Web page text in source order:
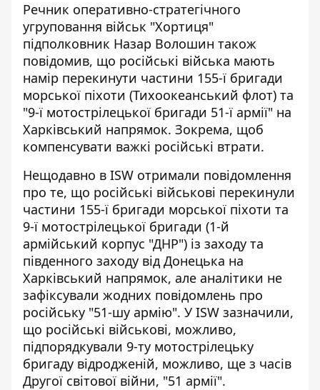
Речник оперативно-стратегічного
угруповання військ "Хортиця"
підполковник Назар Волошин також
повідомив, що російські війська мають
намір перекинути частини 155-ї бригади
морської піхоти (Тихоокеанський флот) та
"9-ї мотострілецької бригади 51-ї армії" на
Харківський напрямок. Зокрема, щоб
компенсувати важкі російські втрати.
Нещодавно в ISW отримали повідомлення
про те, що російські військові перекинули
частини 155-ї бригади морської піхоти та
9-ї мотострілецької бригади (1-й
армійський корпус "ДНР") із заходу та
південного заходу від Донецька на
Харківський напрямок, але аналітики не
зафіксували жодних повідомлень про
російську "51-шу армію". У ISW зазначили,
що російські військові, можливо,
підпорядкували 9-ту мотострілецьку
бригаду відродженій, можливо, ще з часів
Другої світової війни, "51 армії".